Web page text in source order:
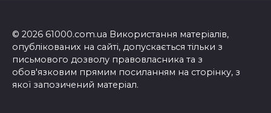
© 2026 61000.com.ua Використання матеріалів,
опублікованих на сайті, допускається тільки з
письмового дозволу правовласника та з
обов'язковим прямим посиланням на сторінку, з
якої запозичений матеріал.